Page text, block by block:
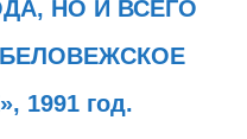
НО И ВСЕГО
1991 год.